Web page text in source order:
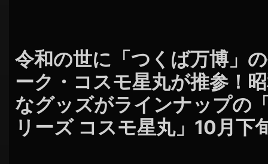
令和の世に「つくば万博」
ーク・コスモ星丸が推参！
なグッズがラインナップの
リーズ コスモ星丸」10月下